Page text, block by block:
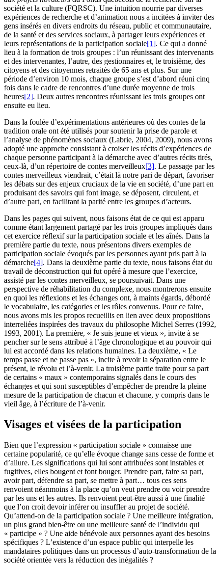
société et la culture (FQRSC). Une intuition nourrie par diverses
expériences de recherche et d’animation nous a incitées à inviter des
gens insérés en divers endroits du réseau, public et communautaire,
de la santé et des services sociaux, à partager leurs expériences et
leurs représentations de la participation sociale[1]. Ce qui a donné
lieu à la formation de trois groupes : l’un réunissant des intervenants
et des intervenantes, l’autre, des gestionnaires et, le troisième, des
citoyens et des citoyennes retraités de 65 ans et plus. Sur une
période d’environ 10 mois, chaque groupe s’est d’abord réuni cinq
fois dans le cadre de rencontres d’une durée moyenne de trois
heures[2]. Deux autres rencontres réunissant les trois groupes ont
ensuite eu lieu.
Dans la foulée d’expérimentations antérieures où des contes de la
tradition orale ont été utilisés pour soutenir la prise de parole et
l’analyse de phénomènes sociaux (Labrie, 2004, 2009), nous avons
adopté une approche consistant à croiser les récits d’expériences de
chaque personne participant à la démarche avec d’autres récits tirés,
ceux-là, d’un répertoire de contes merveilleux[3]. Le passage par les
contes merveilleux viendrait, c’était là notre pari de départ, favoriser
les débats sur des enjeux cruciaux de la vie en société, d’une part en
produisant des savoirs qui font image, se déposent, circulent, et
d’autre part, en facilitant la parité entre les groupes d’acteurs.
Dans les pages qui suivent, nous faisons état de ce qui est apparu
comme étant largement partagé par les trois groupes impliqués dans
cet exercice réflexif sur la participation sociale et les aînés. Dans la
première partie du texte, nous présentons divers exemples de
participation sociale évoqués par les personnes ayant pris part à la
démarche[4]. Dans la deuxième partie du texte, nous faisons état du
travail de déconstruction qui fut opéré à mesure que l’exercice,
assisté par les contes merveilleux, se poursuivait. Dans une
perspective de réhabilitation du complexe, nous montrerons ensuite
en quoi les réflexions et les échanges ont, à maints égards, débordé
le vocabulaire, les catégories et les rôles convenus. Pour ce faire,
nous avons mis les propos recueillis en lien avec deux propositions
interreliées inspirées des travaux du philosophe Michel Serres (1992,
1993, 2001). La première, « Je suis jeune et vieux », invite à se
pencher sur le sens attribué à l’âge chronologique et au pouvoir qui
lui est accordé dans les relations humaines. La deuxième, « Le
temps passe et ne passe pas », incite à revoir la séparation entre le
présent, le révolu et l’à-venir. La troisième partie traite pour sa part
de certains « maux » contemporains signalés dans le cours des
échanges et qui sont susceptibles d’empêcher de prendre la pleine
mesure de la participation de chacun et chacune, y compris dans le
vieil âge, à l’écriture de l’à-venir.
Visages et visées de la participation
Bien que l’expression « participation sociale » connaisse une
certaine popularité, ce qu’elle évoque change sans cesse de forme et
d’allure. Les significations qui lui sont attribuées sont instables et
fugitives, elles bougent et font bouger. Prendre part, faire sa part,
avoir part, défendre sa part, se mettre à part… tous ces sens
renvoient néanmoins à la place qu’on veut prendre ou voir prendre
par les uns et les autres. Ils renvoient peut-être aussi à une finalité
que l’on croit devoir inférer ou insuffler au projet de société.
Qu’attend-on de la participation sociale ? Une meilleure intégration,
un plus grand bien-être ou une meilleure santé de l’individu qui
« participe » ? Une aide bénévole aux personnes ayant des besoins
spécifiques ? L’existence d’un espace public qui interpelle les
mandataires politiques dans un processus d’auto-transformation de la
société orientée vers la réduction des inégalités ?